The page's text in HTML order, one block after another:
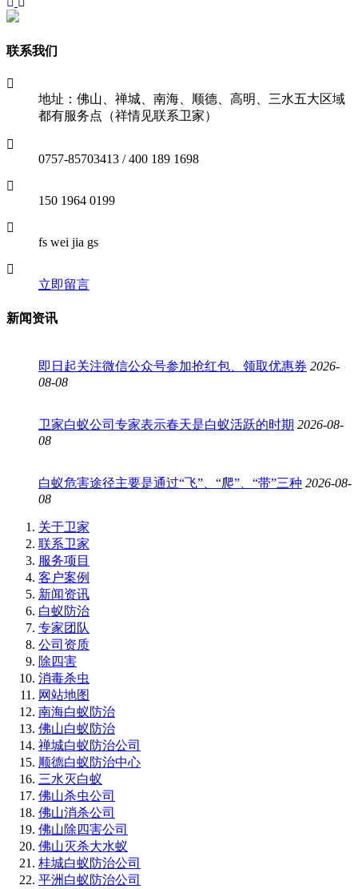
联系我们
地址：佛山、禅城、南海、顺德、高明、三水五大区域
都有服务点（祥情见联系卫家）
0757-85703413 / 400 189 1698
150 1964 0199
fs wei jia gs
立即留言
新闻资讯
即日起关注微信公众号参加抢红包、领取优惠券 2026-
08-08
卫家白蚁公司专家表示春天是白蚁活跃的时期 2026-08-
08
白蚁危害途径主要是通过“飞”、“爬”、“带”三种 2026-08-
08
关于卫家
联系卫家
服务项目
客户案例
新闻资讯
白蚁防治
专家团队
公司资质
除四害
消毒杀虫
网站地图
南海白蚁防治
佛山白蚁防治
禅城白蚁防治公司
顺德白蚁防治中心
三水灭白蚁
佛山杀虫公司
佛山消杀公司
佛山除四害公司
佛山灭杀大水蚁
桂城白蚁防治公司
平洲白蚁防治公司